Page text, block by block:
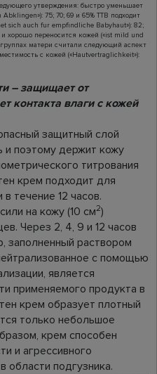
утверждения: быстро уменьшает
75; 70; 69 и 65% TTB подходит
sich auch fur empfindliche Babyhaut»): 82;
хорошо переносится кожей («ist mild und
матери считали следующий аспект
с кожей («Hautvertraglichkeit»):
– защищает от
контакта влаги с кожей
защитный слой
поэтому держит кожу
титрования
крем подходит для
течение 12 часов.
на кожу (10 см2)
Через 2, 4, 9 и 12 часов
заполненный раствором
с помощью
является
применяемого продукта в
крем образует плотный
только небольшое
крем способен
и агрессивного
области подгузника.